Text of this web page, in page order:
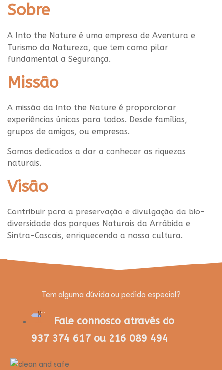
Sobre
A Into the Nature é uma empresa de Aventura e
Turismo da Natureza, que tem como pilar
fundamental a Segurança.
Missão
A missão da Into the Nature é proporcionar
experiências únicas para todos. Desde famílias,
grupos de amigos, ou empresas.
Somos dedicados a dar a conhecer as riquezas
naturais.
Visão
Contribuir para a preservação e divulgação da bio-
diversidade dos parques Naturais da Arrábida e
Sintra-Cascais, enriquecendo a nossa cultura.
Tem alguma dúvida ou pedido especial?
Fale connosco através do
937 374 617 ou 216 089 494